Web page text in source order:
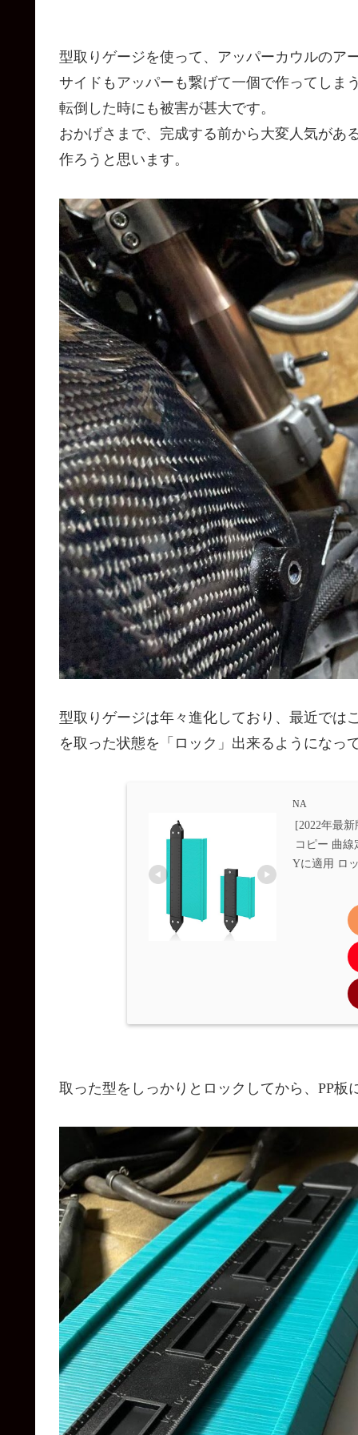
型取りゲージを使って、アッパーカウルのア
サイドもアッパーも繋げて一個で作ってしま
転倒した時にも被害が甚大です。
おかげさまで、完成する前から大変人気があ
作ろうと思います。
型取りゲージは年々進化しており、最近では
を取った状態を「ロック」出来るようになっ
NA
[2022年最
コピー 曲
Yに適用 ロ
取った型をしっかりとロックしてから、PP板